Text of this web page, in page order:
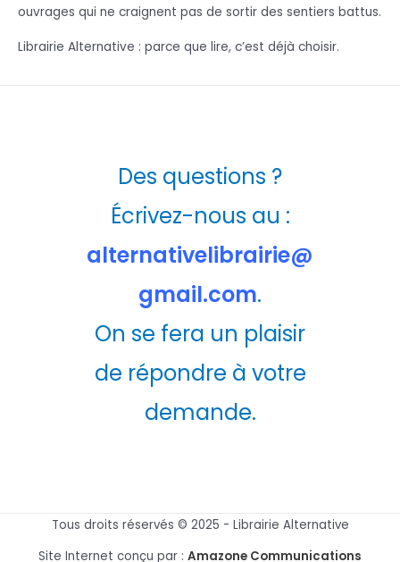
ouvrages qui ne craignent pas de sortir des sentiers battus.
Librairie Alternative : parce que lire, c’est déjà choisir.
Des questions ?
Écrivez-nous au :
alternativelibrairie@
gmail.com.
On se fera un plaisir
de répondre à votre
demande.
Tous droits réservés © 2025 - Librairie Alternative
Site Internet conçu par : Amazone Communications